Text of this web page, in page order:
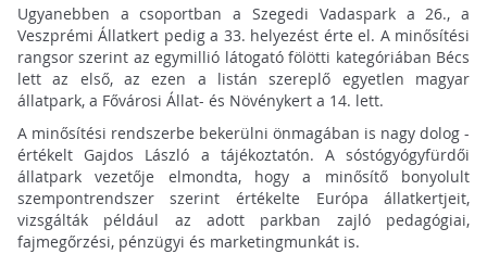
Ugyanebben a csoportban a Szegedi Vadaspark a 26., a
Veszprémi Állatkert pedig a 33. helyezést érte el. A minősítési
rangsor szerint az egymillió látogató fölötti kategóriában Bécs
lett az első, az ezen a listán szereplő egyetlen magyar
állatpark, a Fővárosi Állat- és Növénykert a 14. lett.
A minősítési rendszerbe bekerülni önmagában is nagy dolog -
értékelt Gajdos László a tájékoztatón. A sóstógyógyfürdői
állatpark vezetője elmondta, hogy a minősítő bonyolult
szempontrendszer szerint értékelte Európa állatkertjeit,
vizsgálták például az adott parkban zajló pedagógiai,
fajmegőrzési, pénzügyi és marketingmunkát is.